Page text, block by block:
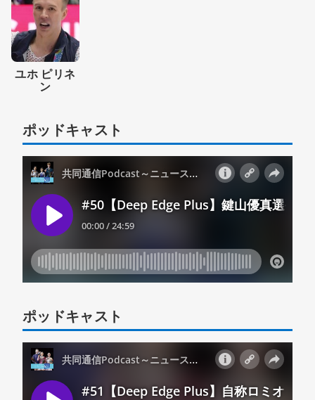
ユホ ピリネ
ン
ポッドキャスト
ポッドキャスト